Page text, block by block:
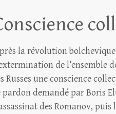
la révolution
de l’ensemble
Russes une conscience
pardon demandé par Boris
des Romanov,